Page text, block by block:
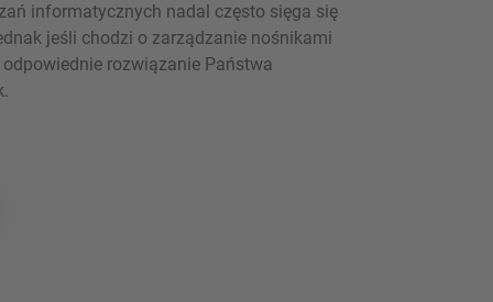
informatycznych nadal często sięga się
jeśli chodzi o zarządzanie nośnikami
rozwiązanie Państwa